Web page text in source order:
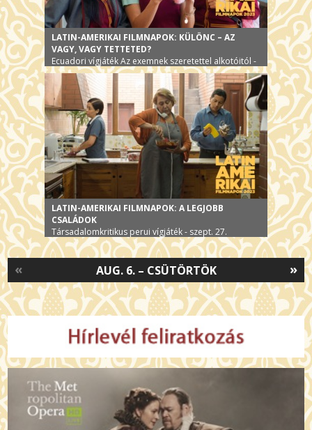
LATIN-AMERIKAI FILMNAPOK: KÜLÖNC – AZ
VAGY, VAGY TETTETED?
Ecuadori vígjáték Az exemnek szeretettel alkotóitól -
szept. 28.
LATIN-AMERIKAI FILMNAPOK: A LEGJOBB
CSALÁDOK
Társadalomkritikus perui vígjáték - szept. 27.
»
AUG. 6. – CSÜTÖRTÖK
«